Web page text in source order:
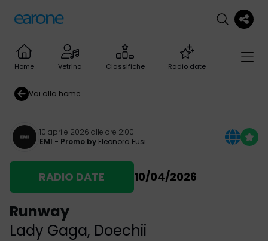
Home Vetrina Classifiche Radio date
Vai alla home
10 aprile 2026 alle ore 2:00
EMI - Promo by Eleonora Fusi
RADIO DATE 10/04/2026
Runway
Lady Gaga, Doechii